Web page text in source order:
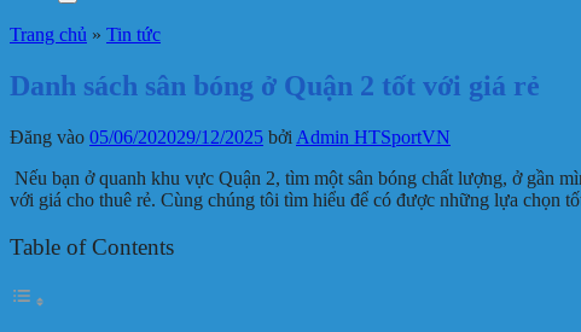
Trang chủ » Tin tức
Danh sách sân bóng ở Quận 2 tốt với giá rẻ
Đăng vào 05/06/202029/12/2025 bởi Admin HTSportVN
Nếu bạn ở quanh khu vực Quận 2, tìm một sân bóng chất lượng, ở gần
với giá cho thuê rẻ. Cùng chúng tôi tìm hiểu để có được những lựa chọn
Table of Contents